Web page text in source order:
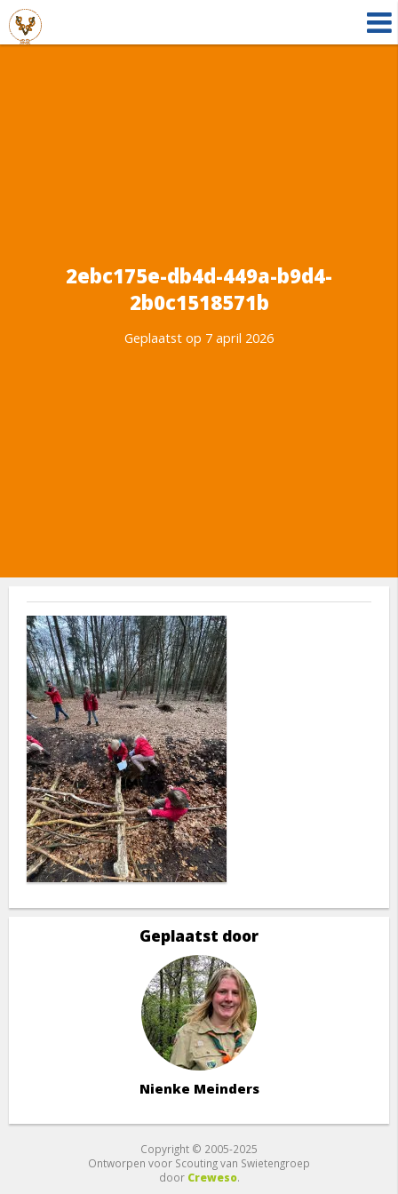
2ebc175e-db4d-449a-b9d4-
2b0c1518571b
Geplaatst op 7 april 2026
Geplaatst door
Nienke Meinders
Copyright © 2005-2025
Ontworpen voor Scouting van Swietengroep
door Creweso.